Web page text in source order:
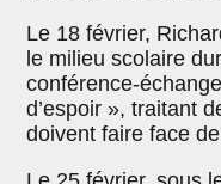
Le 18 février,
le milieu scolaire
conférence-
d’espoir », traitant
doivent faire face